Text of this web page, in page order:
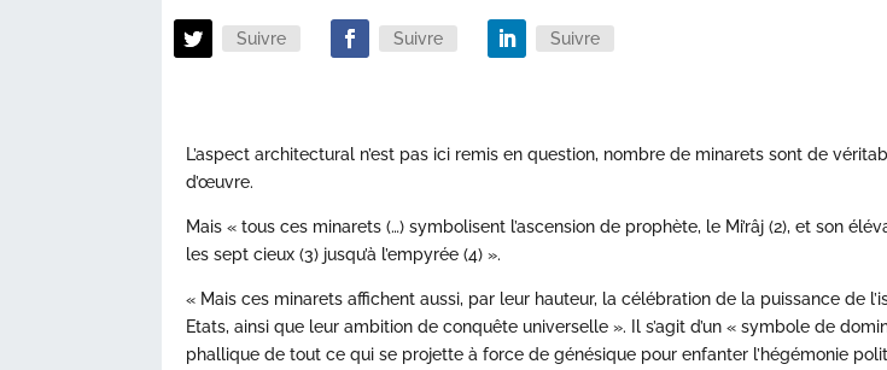
Suivre Suivre Suivre
L’aspect architectural n’est pas ici remis en question, nombre de minarets sont de
d’œuvre.
Mais « tous ces minarets (…) symbolisent l’ascension de prophète, le Mi’râj (2), et son
les sept cieux (3) jusqu’à l’empyrée (4) ».
« Mais ces minarets affichent aussi, par leur hauteur, la célébration de la puissance de
Etats, ainsi que leur ambition de conquête universelle ». Il s’agit d’un « symbole de
phallique de tout ce qui se projette à force de génésique pour enfanter l’hégémonie